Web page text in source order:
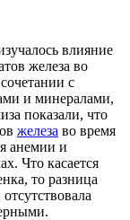
влияние
железа во
с
и минералами,
показали, что
железа во время
анемии и
Что касается
то разница